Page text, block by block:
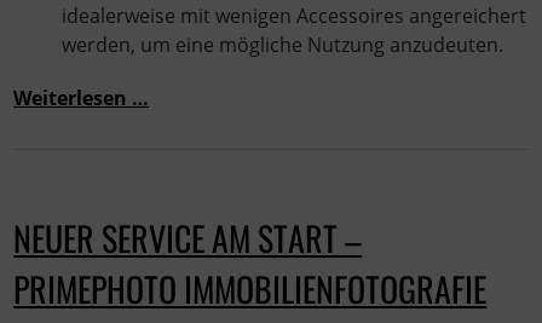
idealerweise mit wenigen Accessoires angereichert
werden, um eine mögliche Nutzung anzudeuten.
Weiterlesen …
NEUER SERVICE AM START –
PRIMEPHOTO IMMOBILIENFOTOGRAFIE